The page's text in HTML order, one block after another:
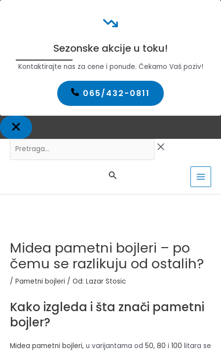
Sezonske akcije u toku!
Kontaktirajte nas za cene i ponude. Čekamo Vaš poziv!
065/432-0811
PređiPretraga...
Midea pametni bojleri – po
čemu se razlikuju od ostalih?
/ Pametni bojleri / Od: Lazar Stosic
Kako izgleda i šta znači pametni
bojler?
Midea pametni bojleri, u varijantama od 50, 80 i 100 litara se